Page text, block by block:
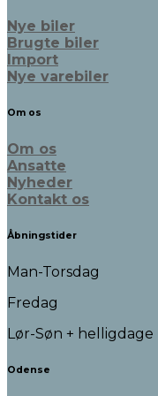
Nye biler
Brugte biler
Import
Nye varebiler
Om os
Om os
Ansatte
Nyheder
Kontakt os
Åbningstider
Man-Torsdag
Fredag
Lør-Søn +
Odense